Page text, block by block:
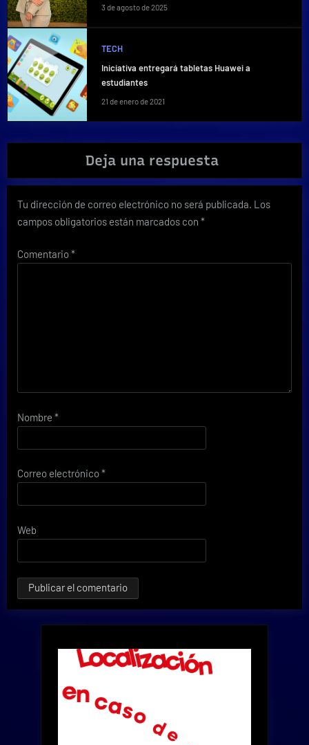
3 de agosto de 2025
TECH
Iniciativa entregará tabletas Huawei a
estudiantes
21 de enero de 2021
Deja una respuesta
Tu dirección de correo electrónico no será publicada. Los
campos obligatorios están marcados con *
Comentario*
Nombre *
Correo electrónico*
Web